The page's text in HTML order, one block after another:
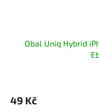
Obal Uniq Hybrid
49 Kč